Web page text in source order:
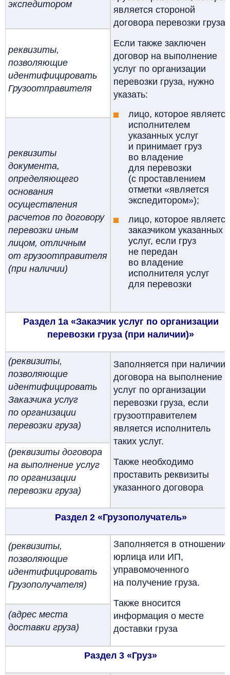
экспедитором
является стороной
договора перевозки груза.
Если также заключен
договор на выполнение
услуг по организации
перевозки груза, нужно
указать:
лицо, которое является
исполнителем
указанных услуг
и принимает груз
во владение
для перевозки
(с проставлением
отметки «является
экспедитором»);
лицо, которое является
заказчиком указанных
услуг, если груз
не передан
во владение
исполнителя услуг
для перевозки
реквизиты,
позволяющие
идентифицировать
Грузоотправителя
реквизиты
документа,
определяющего
основания
осуществления
расчетов по договору
перевозки иным
лицом, отличным
от грузоотправителя
(при наличии)
Раздел 1а «Заказчик услуг по организации
перевозки груза (при наличии)»
(реквизиты,
позволяющие
идентифицировать
Заказчика услуг
по организации
перевозки груза)
Заполняется при наличии
договора на выполнение
услуг по организации
перевозки груза, если
грузоотправителем
является исполнитель
таких услуг.
Также необходимо
проставить реквизиты
указанного договора
(реквизиты договора
на выполнение услуг
по организации
перевозки груза)
Раздел 2 «Грузополучатель»
(реквизиты,
позволяющие
идентифицировать
Грузополучателя)
Заполняется в отношении
юрлица или ИП,
управомоченного
на получение груза.
Также вносится
информация о месте
доставки груза
(адрес места
доставки груза)
Раздел 3 «Груз»